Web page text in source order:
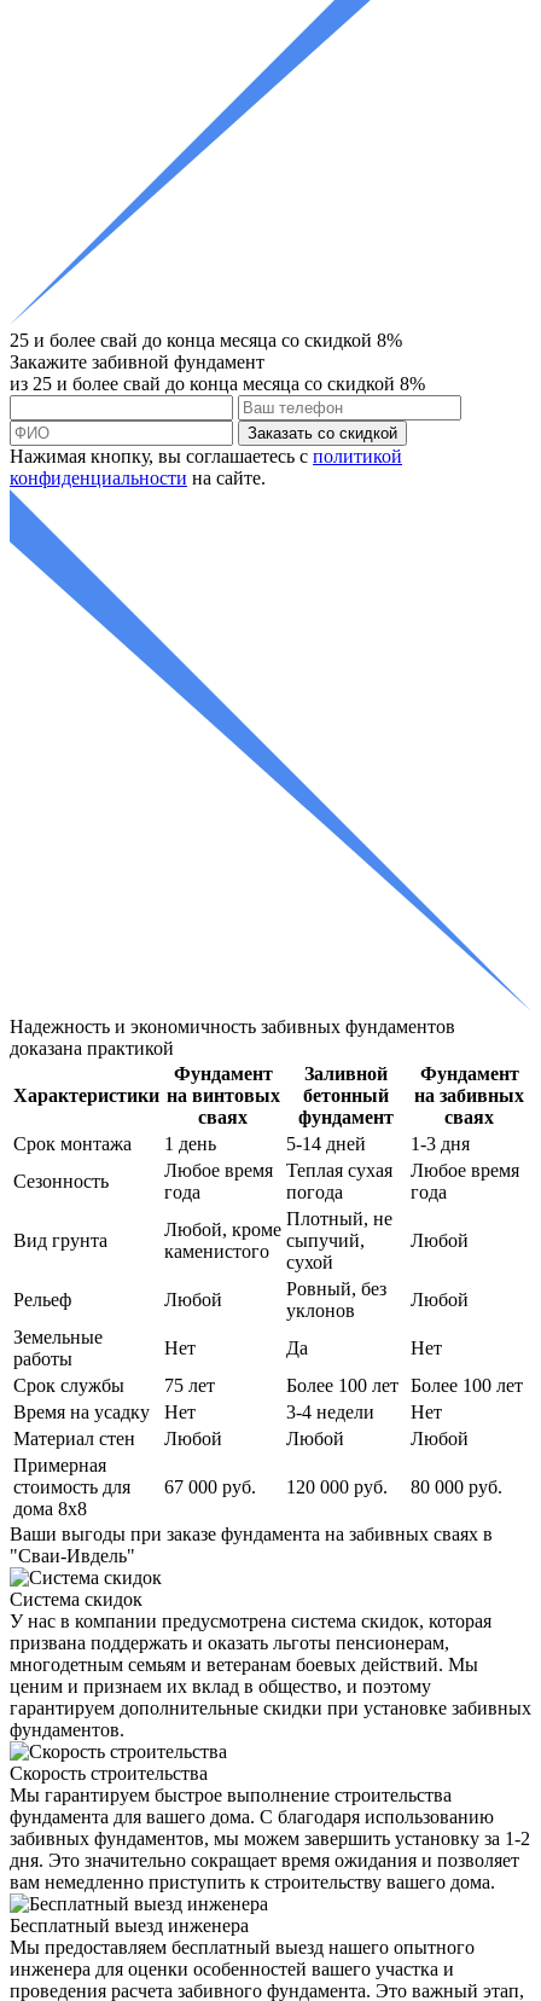
25 и более свай до конца месяца со скидкой 8%
Закажите забивной фундамент
из 25 и более свай до конца месяца со скидкой 8%
Нажимая кнопку, вы соглашаетесь с политикой
конфиденциальности на сайте.
Надежность и экономичность забивных фундаментов
доказана практикой
Характеристики
Фундамент
на винтовых
сваях
Заливной
бетонный
фундамент
Фундамент
на забивных
сваях
Срок монтажа
1 день 5-14 дней
1-3 дня
Сезонность
Любое время
года
Теплая сухая
погода
Любое время
года
Вид грунта
Любой, кроме
каменистого
Плотный, не
сыпучий,
сухой
Любой
Рельеф Любой
Ровный, без
уклонов
Любой
Земельные
работы
Нет Да
Нет
Срок службы
75 лет Более 100 лет Более 100 лет
Время на усадку
Нет 3-4 недели
Нет
Материал стен
Любой Любой
Любой
Примерная
стоимость для
дома 8х8
67 000 руб. 120 000 руб. 80 000 руб.
Ваши выгоды при заказе фундамента на забивных сваях в
"Сваи-Ивдель"
Система скидок
У нас в компании предусмотрена система скидок, которая
призвана поддержать и оказать льготы пенсионерам,
многодетным семьям и ветеранам боевых действий. Мы
ценим и признаем их вклад в общество, и поэтому
гарантируем дополнительные скидки при установке забивных
фундаментов.
Скорость строительства
Мы гарантируем быстрое выполнение строительства
фундамента для вашего дома. С благодаря использованию
забивных фундаментов, мы можем завершить установку за 1-2
дня. Это значительно сокращает время ожидания и позволяет
вам немедленно приступить к строительству вашего дома.
Бесплатный выезд инженера
Мы предоставляем бесплатный выезд нашего опытного
инженера для оценки особенностей вашего участка и
проведения расчета забивного фундамента. Это важный этап,